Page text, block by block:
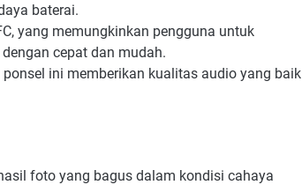
baterai.
yang memungkinkan pengguna untuk
cepat dan mudah.
ponsel ini memberikan kualitas audio yang baik
foto yang bagus dalam kondisi cahaya